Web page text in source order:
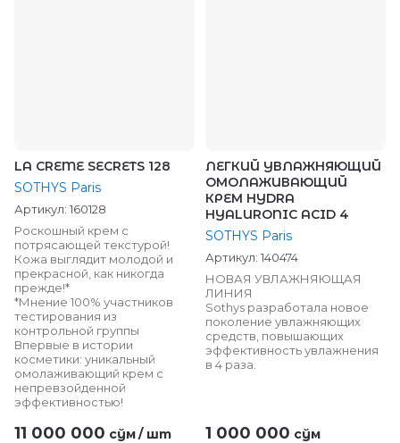
LA CREME SECRETS 128
SOTHYS Paris
Артикул: 160128
Роскошный крем с
потрясающей текстурой!
Кожа выглядит молодой и
прекрасной, как никогда
прежде!*
*Мнение 100% участников
тестирования из
контрольной группы
Впервые в истории
косметики: уникальный
омолаживающий крем с
непревзойденной
эффективностью!
11 000 000 сўм/шт
ЛЕГКИЙ УВЛАЖНЯЮЩИЙ
ОМОЛАЖИВАЮЩИЙ
КРЕМ HYDRA
HYALURONIC ACID 4
SOTHYS Paris
Артикул: 140474
НОВАЯ УВЛАЖНЯЮЩАЯ
ЛИНИЯ
Sothys разработала новое
поколение увлажняющих
средств, повышающих
эффективность увлажнения
в 4 раза.
1 000 000 сўм